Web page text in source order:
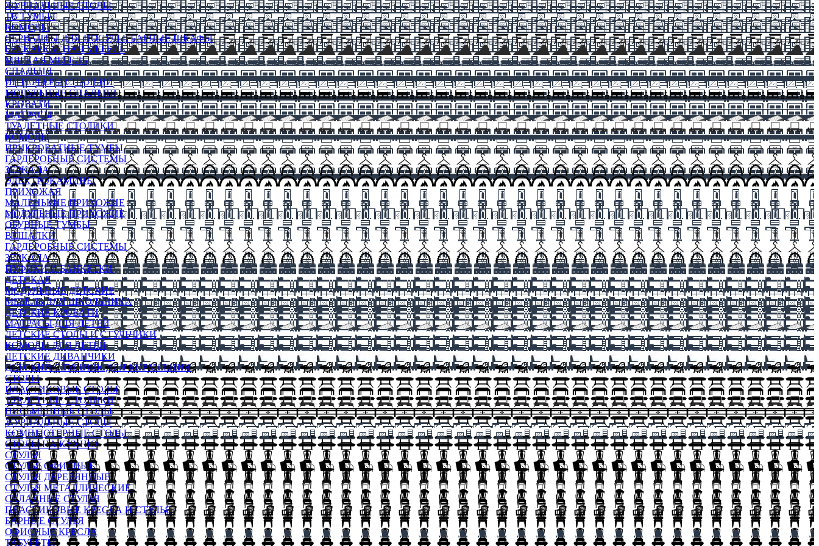
ЖУРНАЛЬНЫЕ СТОЛЫ
ТВ ТУМБЫ
КОМОДЫ
СЕРВАНТЫ ДЛЯ ПОСУДЫ, БАРНЫЕ ШКАФЫ
БЕСКАРКАСНАЯ МЕБЕЛЬ
МЯГКАЯ МЕБЕЛЬ
СПАЛЬНЯ
ИНТЕРЬЕРЫ СПАЛЬНИ
МОДУЛЬНЫЕ СПАЛЬНИ
КРОВАТИ
МАТРАСЫ
ТУАЛЕТНЫЕ СТОЛИКИ
КОМОДЫ
ПРИКРОВАТНЫЕ ТУМБЫ
ГАРДЕРОБНЫЕ СИСТЕМЫ
ЗЕРКАЛА
ЭЛЕКТРОКАМИНЫ
ПРИХОЖАЯ
МАЛЕНЬКИЕ ПРИХОЖИЕ
МОДУЛЬНЫЕ ПРИХОЖИЕ
ОБУВНЫЕ ТУМБЫ
ВЕШАЛКИ
ГАРДЕРОБНЫЕ СИСТЕМЫ
ЗЕРКАЛА
ПУФИКИ И БАНКЕТКИ
ДЕТСКАЯ
МОДУЛЬНЫЕ ДЕТСКИЕ
МЕБЕЛЬ ДЛЯ ШКОЛЬНИКА
ДЕТСКИЕ КРОВАТИ
МАТРАСЫ ДЛЯ ДЕТЕЙ
ДЕТСКИЕ СТОЛЫ И СТУЛЬЧИКИ
КОМОДЫ ДЛЯ ДЕТЕЙ
ДЕТСКИЕ ДИВАНЧИКИ
ДЕТСКИЙ СТУЛЬЧИК ДЛЯ КОРМЛЕНИЯ
СТОЛЫ
ПЛАСТИКОВЫЕ СТОЛЫ
ТУАЛЕТНЫЕ СТОЛИКИ
ПИСЬМЕННЫЕ СТОЛЫ
ЖУРНАЛЬНЫЕ СТОЛЫ
КОМПЬЮТЕРНЫЕ СТОЛЫ
СТОЛЫ НА КУХНЮ
СТУЛЬЯ
СТУЛЬЯ ОФИСНЫЕ
СТУЛЬЯ ДЕРЕВЯННЫЕ
СТУЛЬЯ МЕТАЛЛИЧЕСКИЕ
СКЛАДНЫЕ СТУЛЬЯ
ПЛАСТИКОВЫЕ КРЕСЛА И СТУЛЬЯ
БАРНЫЕ СТУЛЬЯ
ОФИСНЫЕ КРЕСЛА
ТАБУРЕТЫ